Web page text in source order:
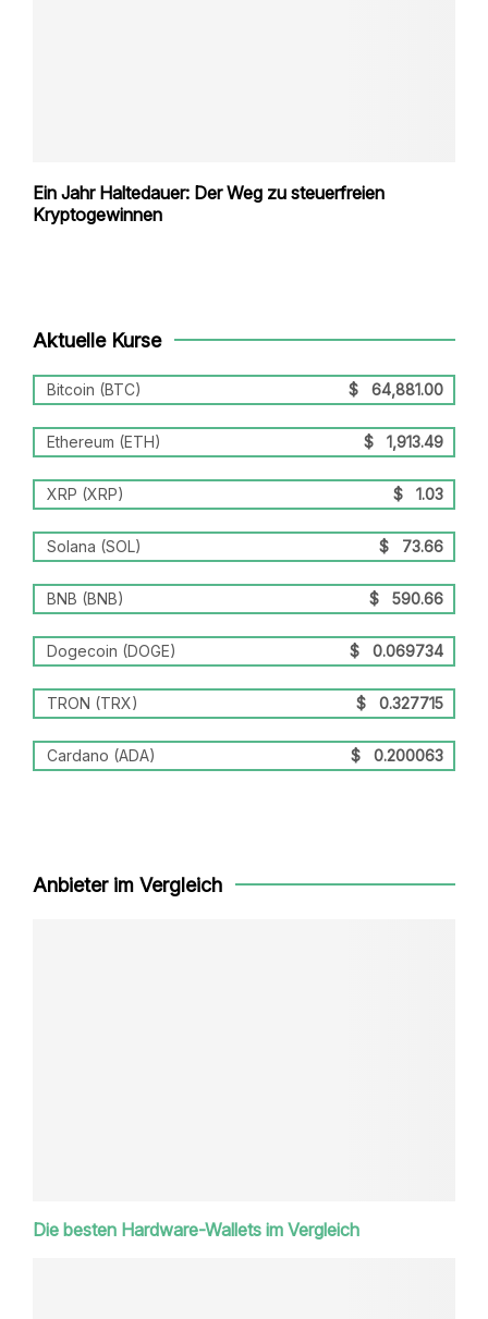
Ein Jahr Haltedauer: Der Weg zu steuerfreien
Kryptogewinnen
Aktuelle Kurse
Bitcoin (BTC) $ 64,881.00
Ethereum (ETH) $ 1,913.49
XRP (XRP) $ 1.03
Solana (SOL) $ 73.66
BNB (BNB) $ 590.66
Dogecoin (DOGE) $ 0.069734
TRON (TRX) $ 0.327715
Cardano (ADA) $ 0.200063
Anbieter im Vergleich
Die besten Hardware-Wallets im Vergleich